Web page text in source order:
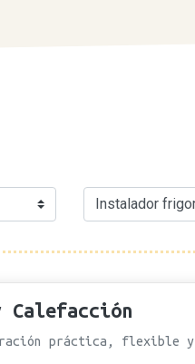
práctica, flexible y